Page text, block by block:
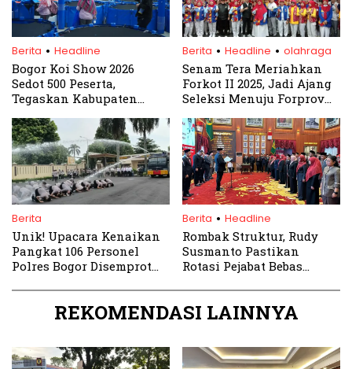
Berita . Headline
Bogor Koi Show 2026
Sedot 500 Peserta,
Tegaskan Kabupaten
Nasional
Berita . Headline . olahraga
Senam Tera Meriahkan
Forkot II 2025, Jadi Ajang
Seleksi Menuju Forprov
Berita
Unik! Upacara Kenaikan
Pangkat 106 Personel
Polres Bogor Disemprot
Berita . Headline
Rombak Struktur, Rudy
Susmanto Pastikan
Rotasi Pejabat Bebas
REKOMENDASI LAINNYA